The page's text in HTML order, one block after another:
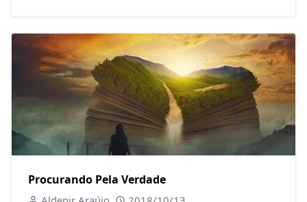
Procurando Pela Verdade